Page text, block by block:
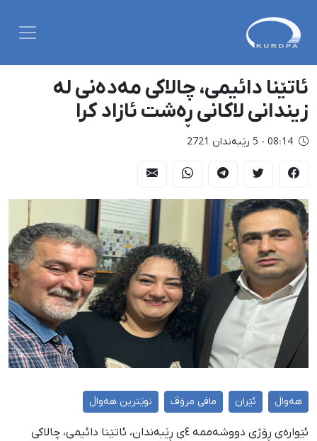
ئاتێنا دائیمی، چالاکی مەدەنی لە
زیندانی لاکانی ڕەشت ئازاد کرا
08:14 - 5 رێبەندان 2721
هەواڵ ئێران مافی مرۆڤ نوێترین هەواڵ
ئێوارەی ڕۆژی دووشەممە ٤ی ڕێبەندان، ئاتێنا دائیمی، چالاکی